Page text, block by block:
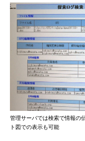
管理サーバでは検索で情報の
ト図での表示も可能